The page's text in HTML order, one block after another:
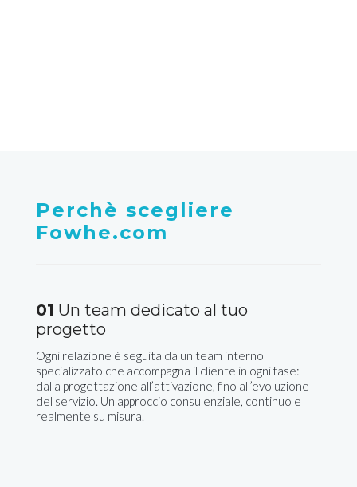
Perchè scegliere
Fowhe.com
01 Un team dedicato al tuo
progetto
Ogni relazione è seguita da un team interno
specializzato che accompagna il cliente in ogni fase:
dalla progettazione all’attivazione, fino all’evoluzione
del servizio. Un approccio consulenziale, continuo e
realmente su misura.